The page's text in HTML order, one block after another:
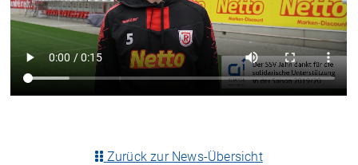
Zurück zur News-Übersicht